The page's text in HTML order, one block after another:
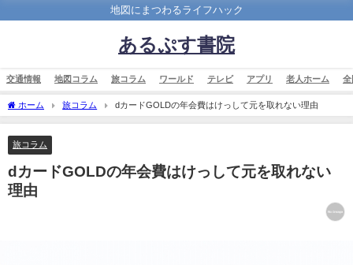
地図にまつわるライフハック
あるぷす書院
交通情報 地図コラム 旅コラム ワールド テレビ アプリ 老人ホーム 全
ホーム 旅コラム dカードGOLDの年会費はけっして元を取れない理由
旅コラム
dカードGOLDの年会費はけっして元を取れない
理由